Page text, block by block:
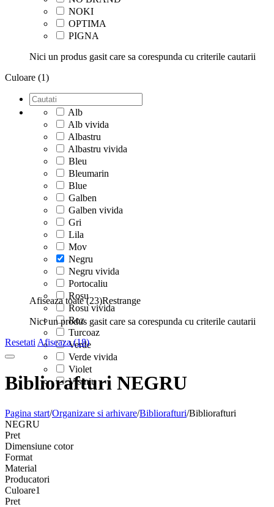
NOKI
OPTIMA
PIGNA
Nici un produs gasit care sa corespunda cu criterile cautarii
Culoare (1)
Alb
Alb vivida
Albastru
Albastru vivida
Bleu
Bleumarin
Blue
Galben
Galben vivida
Gri
Lila
Mov
Negru
Negru vivida
Portocaliu
Rosu
Rosu vivida
Roz
Turcoaz
Verde
Verde vivida
Violet
Visiniu
Afiseaza toate (23)Restrange
Nici un produs gasit care sa corespunda cu criterile cautarii
Resetati Afiseaza (18)
Bibliorafturi NEGRU
Pagina start/Organizare si arhivare/Bibliorafturi/Bibliorafturi
NEGRU
Pret
Dimensiune cotor
Format
Material
Producatori
Culoare1
Pret